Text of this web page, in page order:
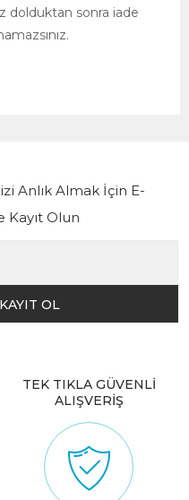
dolduktan sonra iade
Anlık Almak İçin E-
Kayıt Olun
OL
TEK TIKLA GÜVENLİ
ALIŞVERİŞ